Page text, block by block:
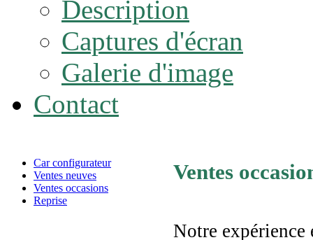
Description
Captures d'écran
Galerie d'image
Contact
Car configurateur
Ventes neuves
Ventes occasions
Reprise
Ventes
Notre expérience